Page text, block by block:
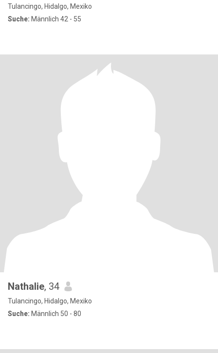
Tulancingo, Hidalgo, Mexiko
Suche: Männlich 42 - 55
Nathalie, 34
Tulancingo, Hidalgo, Mexiko
Suche: Männlich 50 - 80